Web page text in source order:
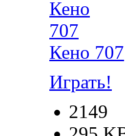
Кено 707
Играть!
2149